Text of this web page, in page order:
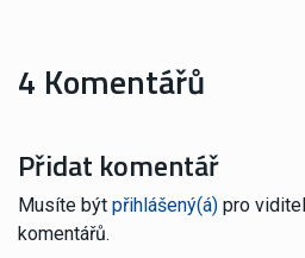
4 Komentářů
Přidat komentář
Musíte být přihlášený(á) pro
komentářů.